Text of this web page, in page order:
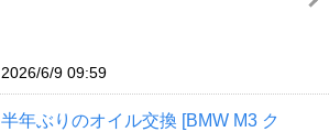
2026/6/9 09:59
半年ぶりのオイル交換 [BMW M3 ク